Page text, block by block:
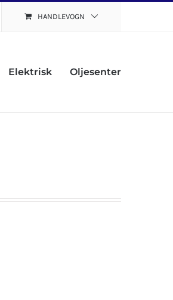
HANDLEVOGN
Elektrisk Oljesenter